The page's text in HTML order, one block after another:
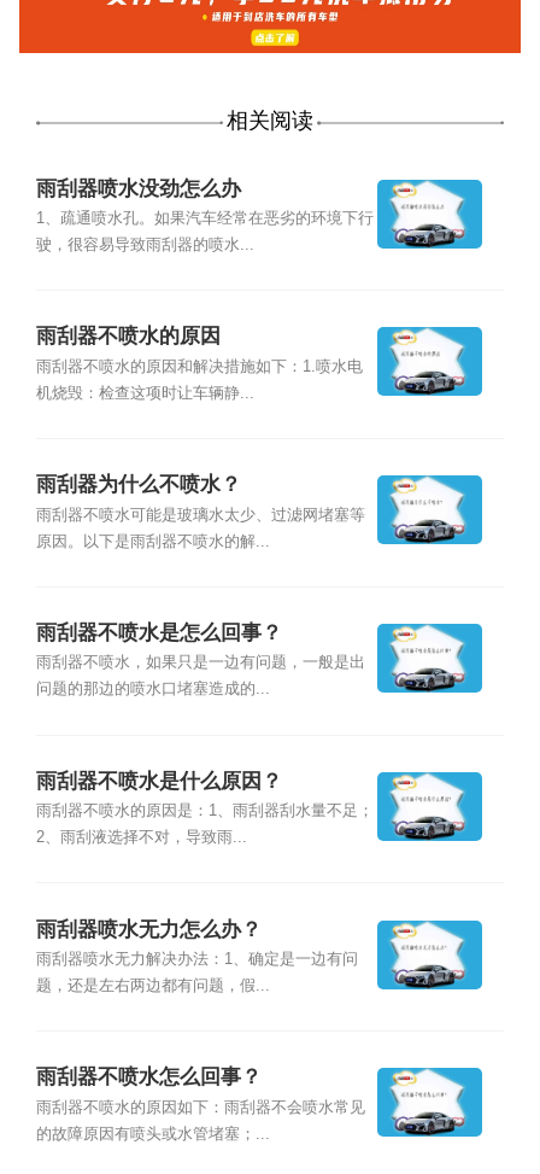
相关阅读
雨刮器喷水没劲怎么办
1、疏通喷水孔。如果汽车经常在恶劣的环境下行
驶，很容易导致雨刮器的喷水...
雨刮器不喷水的原因
雨刮器不喷水的原因和解决措施如下：1.喷水电
机烧毁：检查这项时让车辆静...
雨刮器为什么不喷水？
雨刮器不喷水可能是玻璃水太少、过滤网堵塞等
原因。以下是雨刮器不喷水的解...
雨刮器不喷水是怎么回事？
雨刮器不喷水，如果只是一边有问题，一般是出
问题的那边的喷水口堵塞造成的...
雨刮器不喷水是什么原因？
雨刮器不喷水的原因是：1、雨刮器刮水量不足；
2、雨刮液选择不对，导致雨...
雨刮器喷水无力怎么办？
雨刮器喷水无力解决办法：1、确定是一边有问
题，还是左右两边都有问题，假...
雨刮器不喷水怎么回事？
雨刮器不喷水的原因如下：雨刮器不会喷水常见
的故障原因有喷头或水管堵塞；...